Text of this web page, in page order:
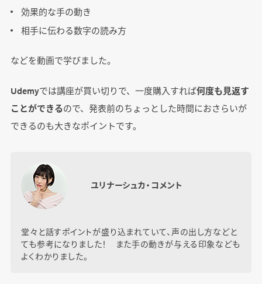
効果的な手の動き
相手に伝わる数字の読み方
などを動画で学びました。
Udemyでは講座が買い切りで、一度購入すれば何度も見返す
ことができるので、発表前のちょっとした時間におさらいが
できるのも大きなポイントです。
ユリナーシュカ・コメント
堂々と話すポイントが盛り込まれていて、声の出し方などと
ても参考になりました！ また手の動きが与える印象なども
よくわかりました。